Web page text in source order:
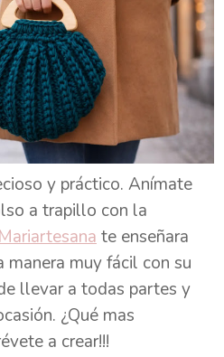
y práctico. Anímate
a trapillo con la
te enseñara
manera muy fácil con su
llevar a todas partes y
¿Qué mas
a crear!!!